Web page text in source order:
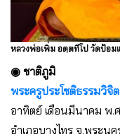
หลวงพ่อเพิ่ม อตฺตทีโป วัดป้อม
◉ ชาติภูมิ
พระครูประโชติธรรมวิจิ
อาทิตย์ เดือนมีนาคม พ
อำเภอบางไทร จ.พระน